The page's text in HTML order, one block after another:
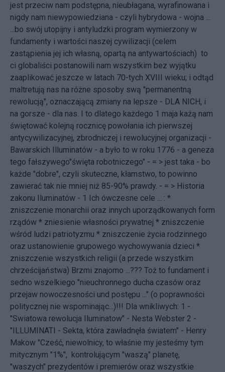
jest przeciw nam podstępna, nieubłagana, wyrafinowana i
nigdy nam niewypowiedziana - czyli hybrydowa - wojna ...
...bo swój utopijny i antyludzki program wymierzony w
fundamenty i wartości naszej cywilizacji (celem
zastąpienia jej ich własną, opartą na antywartościach) to
ci globaliści postanowili nam wszystkim bez wyjątku
zaaplikować jeszcze w latach 70-tych XVIII wieku; i odtąd
maltretują nas na różne sposoby swą "permanentną
rewolucją", oznaczającą zmiany na lepsze - DLA NICH, i
na gorsze - dla nas. I to dlatego każdego 1 maja każą nam
świętować kolejną rocznicę powołania ich pierwszej
antycywilizacyjnej, zbrodniczej i rewolucyjnej organizacji -
Bawarskich Illuminatów - a było to w roku 1776 - a geneza
tego fałszywego"święta robotniczego" - = > jest taka - bo
każde "dobre", czyli skuteczne, kłamstwo, to powinno
zawierać tak nie mniej niż 85-90% prawdy. - = > Historia
zakonu Iluminatów - 1 Ich ówczesne cele ... : *
zniszczenie monarchii oraz innych uporządkowanych form
rządów * zniesienie własności prywatnej * zniszczenie
wśród ludzi patriotyzmu * zniszczenie życia rodzinnego
oraz ustanowienie grupowego wychowywania dzieci *
zniszczenie wszystkich religii (a przede wszystkim
chrześcijaństwa) Brzmi znajomo ...??? Toż to fundament i
sedno wszelkiego "nieuchronnego ducha czasów oraz
przejaw nowoczesności und postępu ..." (o poprawności
politycznej nie wspominając...)!!! Dla wnikliwych: 1 -
"Swiatowa rewolucja Iluminatow" - Nesta Webster 2 -
"ILLUMINATI - Sekta, która zawładnęła światem" - Henry
Makow "Cześć, niewolnicy, to właśnie my jesteśmy tym
mitycznym "1%", kontrolującym "waszą" planetę,
"waszych" prezydentów i premierów oraz wszystkie